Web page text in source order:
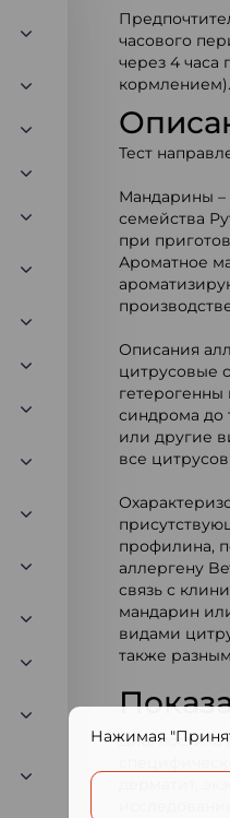
часового
через 4
Тест
Мандарины –
семейства
при
Ароматное
Описания
цитрусовые
синдрома до
или другие
все
профилина,
аллергену
связь с
мандарин
видами
также
Диагностика
дерматит,
Нажимая